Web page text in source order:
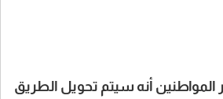
المواطنين أنه سيتم تحويل الطريق